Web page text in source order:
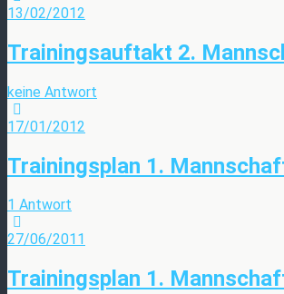
13/02/2012
Trainingsauftakt 2.
keine Antwort
17/01/2012
Trainingsplan 1.
1 Antwort
27/06/2011
Trainingsplan 1.